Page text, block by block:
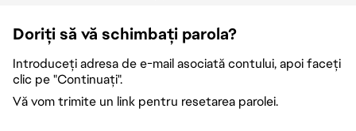
Doriți să vă schimbați parola?
Introduceți adresa de e-mail asociată contului, apoi faceți
clic pe "Continuați".
Vă vom trimite un link pentru resetarea parolei.